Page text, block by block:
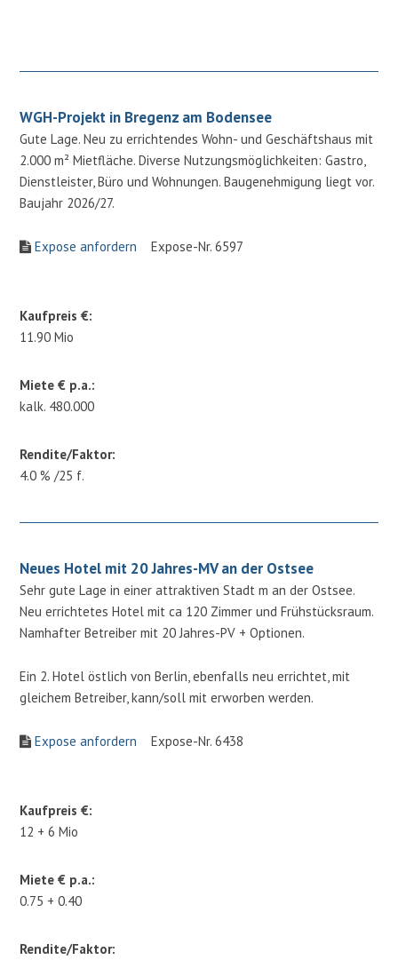
WGH-Projekt in Bregenz am Bodensee
Gute Lage. Neu zu errichtendes Wohn- und Geschäftshaus mit
2.000 m² Mietfläche. Diverse Nutzungsmöglichkeiten: Gastro,
Dienstleister, Büro und Wohnungen. Baugenehmigung liegt vor.
Baujahr 2026/27.
Expose anfordern Expose-Nr. 6597
Kaufpreis €:
11.90 Mio
Miete € p.a.:
kalk. 480.000
Rendite/Faktor:
4.0 % /25 f.
Neues Hotel mit 20 Jahres-MV an der Ostsee
Sehr gute Lage in einer attraktiven Stadt m an der Ostsee.
Neu errichtetes Hotel mit ca 120 Zimmer und Frühstücksraum.
Namhafter Betreiber mit 20 Jahres-PV + Optionen.
Ein 2. Hotel östlich von Berlin, ebenfalls neu errichtet, mit
gleichem Betreiber, kann/soll mit erworben werden.
Expose anfordern Expose-Nr. 6438
Kaufpreis €:
12 + 6 Mio
Miete € p.a.:
0.75 + 0.40
Rendite/Faktor: